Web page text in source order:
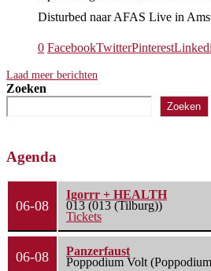
Disturbed naar AFAS Live in
0 FacebookTwitterPinterest
Laad meer berichten
Zoeken
Zoeken
Agenda
06-08
Igorrr + HEALTH
013 (013 (Tilburg))
Tickets
06-08
Panzerfaust
Poppodium Volt